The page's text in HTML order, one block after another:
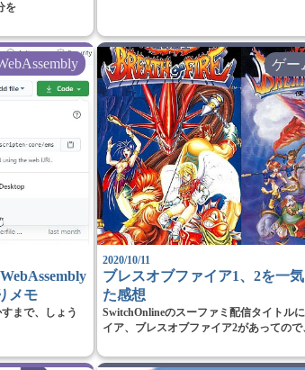
を
メモ
まで、しょう
ゲー
2020/10/11
ブレスオブファイア1、2を一
た感想
SwitchOnlineのスーファミ配信タイトル
イア、ブレスオブファイア2があってので